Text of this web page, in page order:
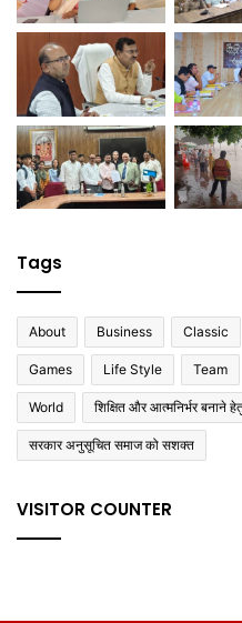
Tags
About Business Classic
Games Life Style Team
World शिक्षित और आत्मनिर्भर बनाने
सरकार अनुसूचित समाज को सशक्त
VISITOR COUNTER